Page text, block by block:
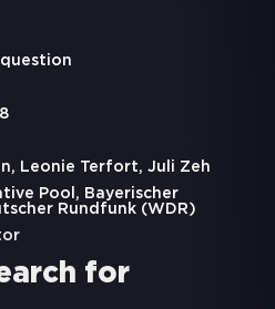
Leonie Terfort, Juli Zeh
Pool, Bayerischer
Rundfunk (WDR)
for